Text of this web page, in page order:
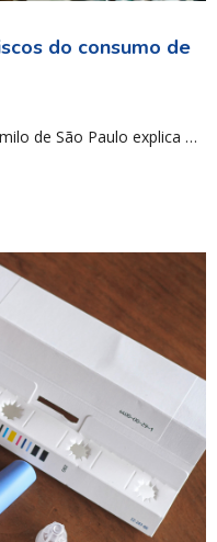
do consumo de
de São Paulo explica …